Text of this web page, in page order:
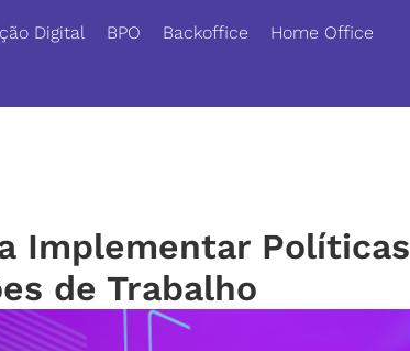
Digital BPO Backoffice Home Office
Implementar Políticas
de Trabalho